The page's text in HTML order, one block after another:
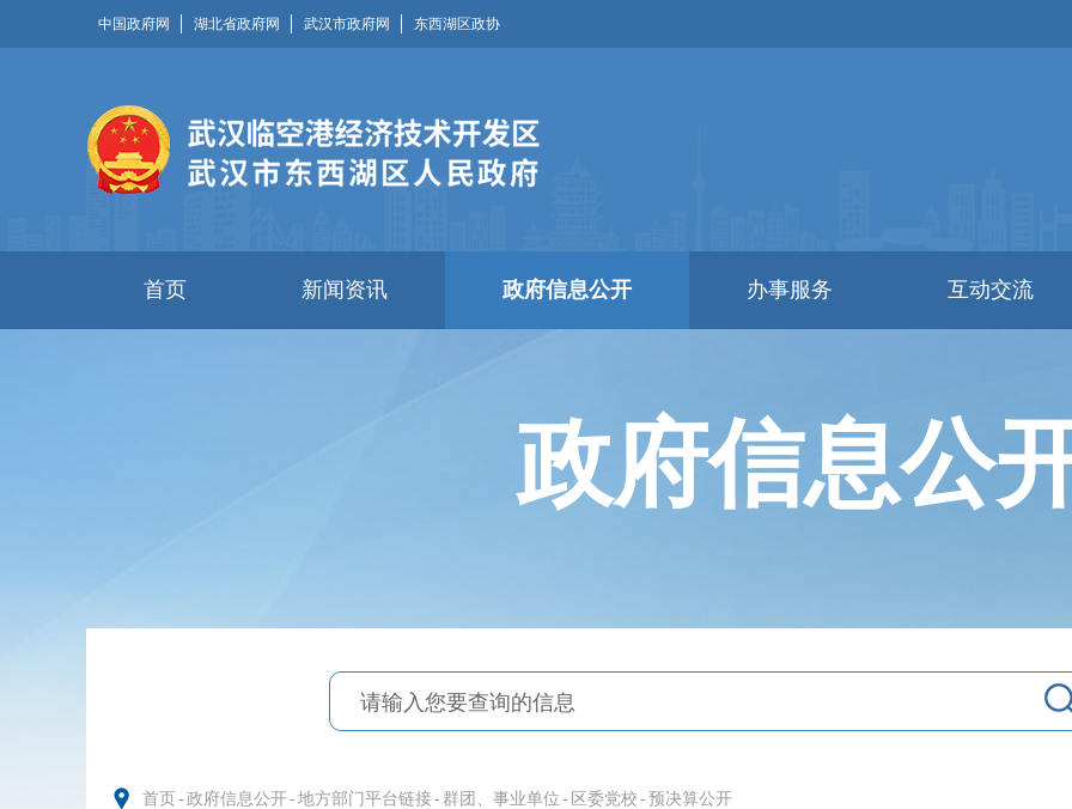
中国政府网 湖北省政府网 武汉市政府网 东西湖区政协
首页 新闻资讯 政府信息公开 办事服务 互动交流
政府信息公
首页 - 政府信息公开- 地方部门平台链接- 群团、事业单位 - 区委党校 - 预决算公开